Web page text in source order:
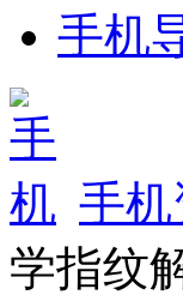
手机
手
学指纹